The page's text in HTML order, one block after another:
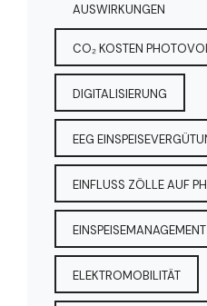
AUSWIRKUNGEN
CO₂ KOSTEN
DIGITALISIERUNG
EEG
EINFLUSS ZÖLLE AUF
EINSPEISEMANAGEMENT
ELEKTROMOBILITÄT